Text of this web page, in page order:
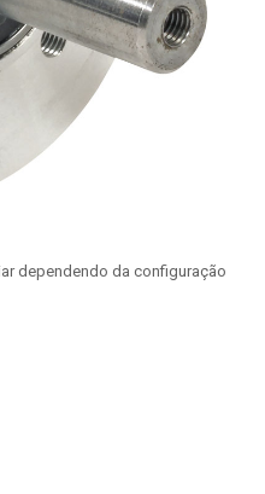
dependendo da configuração